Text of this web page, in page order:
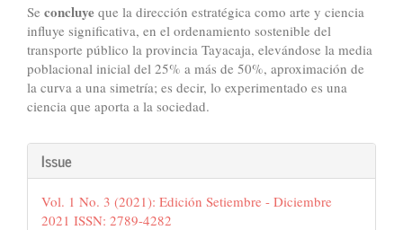
Se concluye que la dirección estratégica como arte y ciencia
influye significativa, en el ordenamiento sostenible del
transporte público la provincia Tayacaja, elevándose la media
poblacional inicial del 25% a más de 50%, aproximación de
la curva a una simetría; es decir, lo experimentado es una
ciencia que aporta a la sociedad.
Article
Details
Issue
Vol. 1 No. 3 (2021): Edición Setiembre - Diciembre
2021 ISSN: 2789-4282